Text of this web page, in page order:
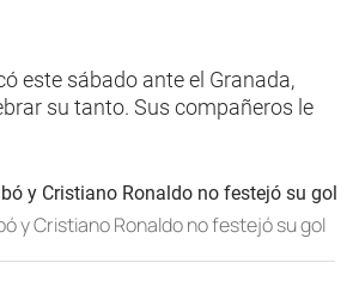
este sábado ante el Granada,
su tanto. Sus compañeros le
y Cristiano Ronaldo no festejó su gol